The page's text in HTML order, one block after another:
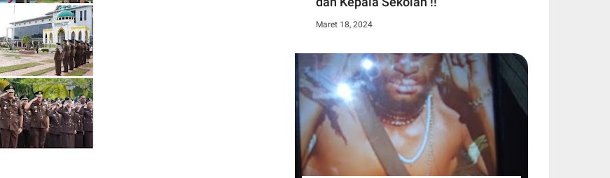
Maret 18, 2024